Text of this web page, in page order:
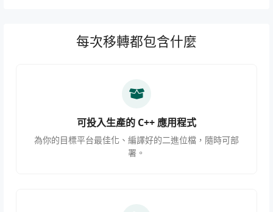
每次移轉都包含什麼
可投入生產的 C++ 應用程式
為你的目標平台最佳化、編譯好的二進位檔，隨時可部
署。